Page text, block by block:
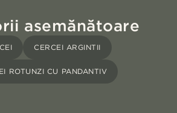
asemănătoare
CERCEI ARGINTII
ROTUNZI CU PANDANTIV